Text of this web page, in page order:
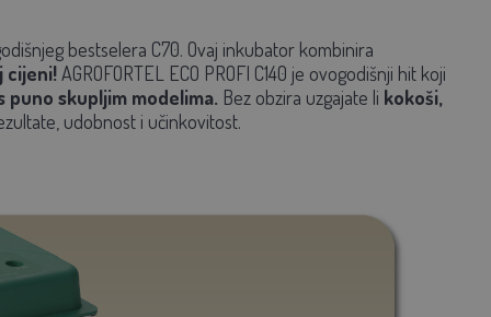
bestselera C70. Ovaj inkubator kombinira
cijeni! AGROFORTEL ECO PROFI C140 je ovogodišnji hit koji
skupljim modelima. Bez obzira uzgajate li kokoši,
udobnost i učinkovitost.